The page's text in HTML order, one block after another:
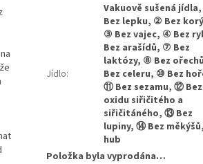
Jídlo:
Vakuově sušená
Bez lepku, ② Bez
③ Bez vajec, ④ Bez
Bez arašídů, ⑦ Bez
laktózy, ⑧ Bez
Bez celeru, ⑩ Bez
⑪ Bez sezamu, ⑫ Bez
oxidu siřičitého a
siřičitáného, ⑬ Bez
lupiny, ⑭ Bez
hub
Položka byla vyprodána…